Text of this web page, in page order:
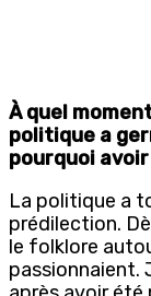
À quel
politique a
pourquoi
La politique a
prédilection.
le folklore
passionnaient.